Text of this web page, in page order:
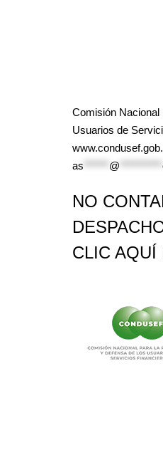
Comisión Nacional
Usuarios de
as
@
NO
CLIC AQUÍ